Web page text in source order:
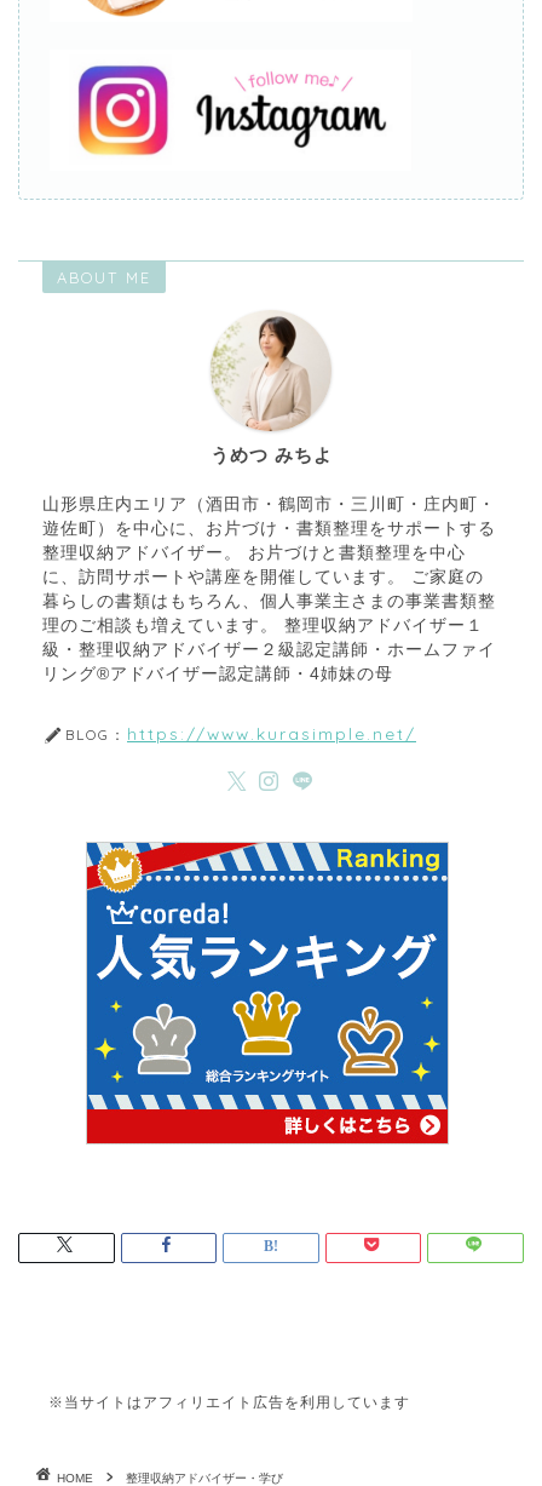
ABOUT ME
うめつ みちよ
山形県庄内エリア（酒田市・鶴岡市・三川町・庄内町・
遊佐町）を中心に、お片づけ・書類整理をサポートする
整理収納アドバイザー。 お片づけと書類整理を中心
に、訪問サポートや講座を開催しています。 ご家庭の
暮らしの書類はもちろん、個人事業主さまの事業書類整
理のご相談も増えています。 整理収納アドバイザー１
級・整理収納アドバイザー２級認定講師・ホームファイ
リング®アドバイザー認定講師・4姉妹の母
BLOG： https://www.kurasimple.net/
※当サイトはアフィリエイト広告を利用しています
HOME
整理収納アドバイザー・学び